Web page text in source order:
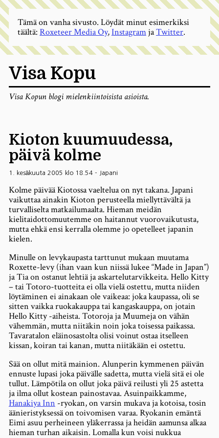
Visa Kopu
Visa Kopun blogi mielenkiintoisista asioista.
Kioton kuumuudessa,
päivä kolme
1. kesäkuuta 2005 klo 18.54- Japani
Kolme päivää Kiotossa vaeltelua on nyt takana. Japani
vaikuttaa ainakin Kioton perusteella miellyttävältä ja
turvalliselta matkailumaalta. Hieman meidän
kielitaidottomuutemme on haitannut vuorovaikutusta,
mutta ehkä ensi kerralla olemme jo opetelleet japanin
kielen.
Minulle on levykaupasta tarttunut mukaan muutama
Roxette-levy (ihan vaan kun niissä lukee “Made in Japan”)
ja Tia on ostanut lehtiä ja askartelutarvikkeita. Hello Kitty
– tai Totoro-tuotteita ei olla vielä ostettu, mutta niiden
löytäminen ei ainakaan ole vaikeaa: joka kaupassa, oli se
sitten vaikka ruokakauppa tai kangaskauppa, on jotain
Hello Kitty -aiheista. Totoroja ja Muumeja on vähän
vähemmän, mutta niitäkin noin joka toisessa paikassa.
Tavaratalon eläinosastolta olisi voinut ostaa itselleen
kissan, koiran tai kanan, mutta niitäkään ei ostettu.
Sää on ollut mitä mainion. Alunperin kymmenen päivän
ennuste lupasi joka päivälle sadetta, mutta vielä sitä ei ole
tullut. Lämpötila on ollut joka päivä reilusti yli 25 astetta
ja ilma ollut kostean painostavaa. Asuinpaikkamme,
Hanakiya Inn -ryokan, on varsin mukava ja kotoisa, tosin
äänieristyksessä on toivomisen varaa. Ryokanin emäntä
Eimi asuu perheineen yläkerrassa ja heidän aamunsa alkaa
hieman turhan aikaisin. Lomalla kun voisi nukkua
Tämä on vanha sivusto. Löydät minut esimerkiksi
täältä: Roxeteer Media Oy,InstagramjaTwitter.